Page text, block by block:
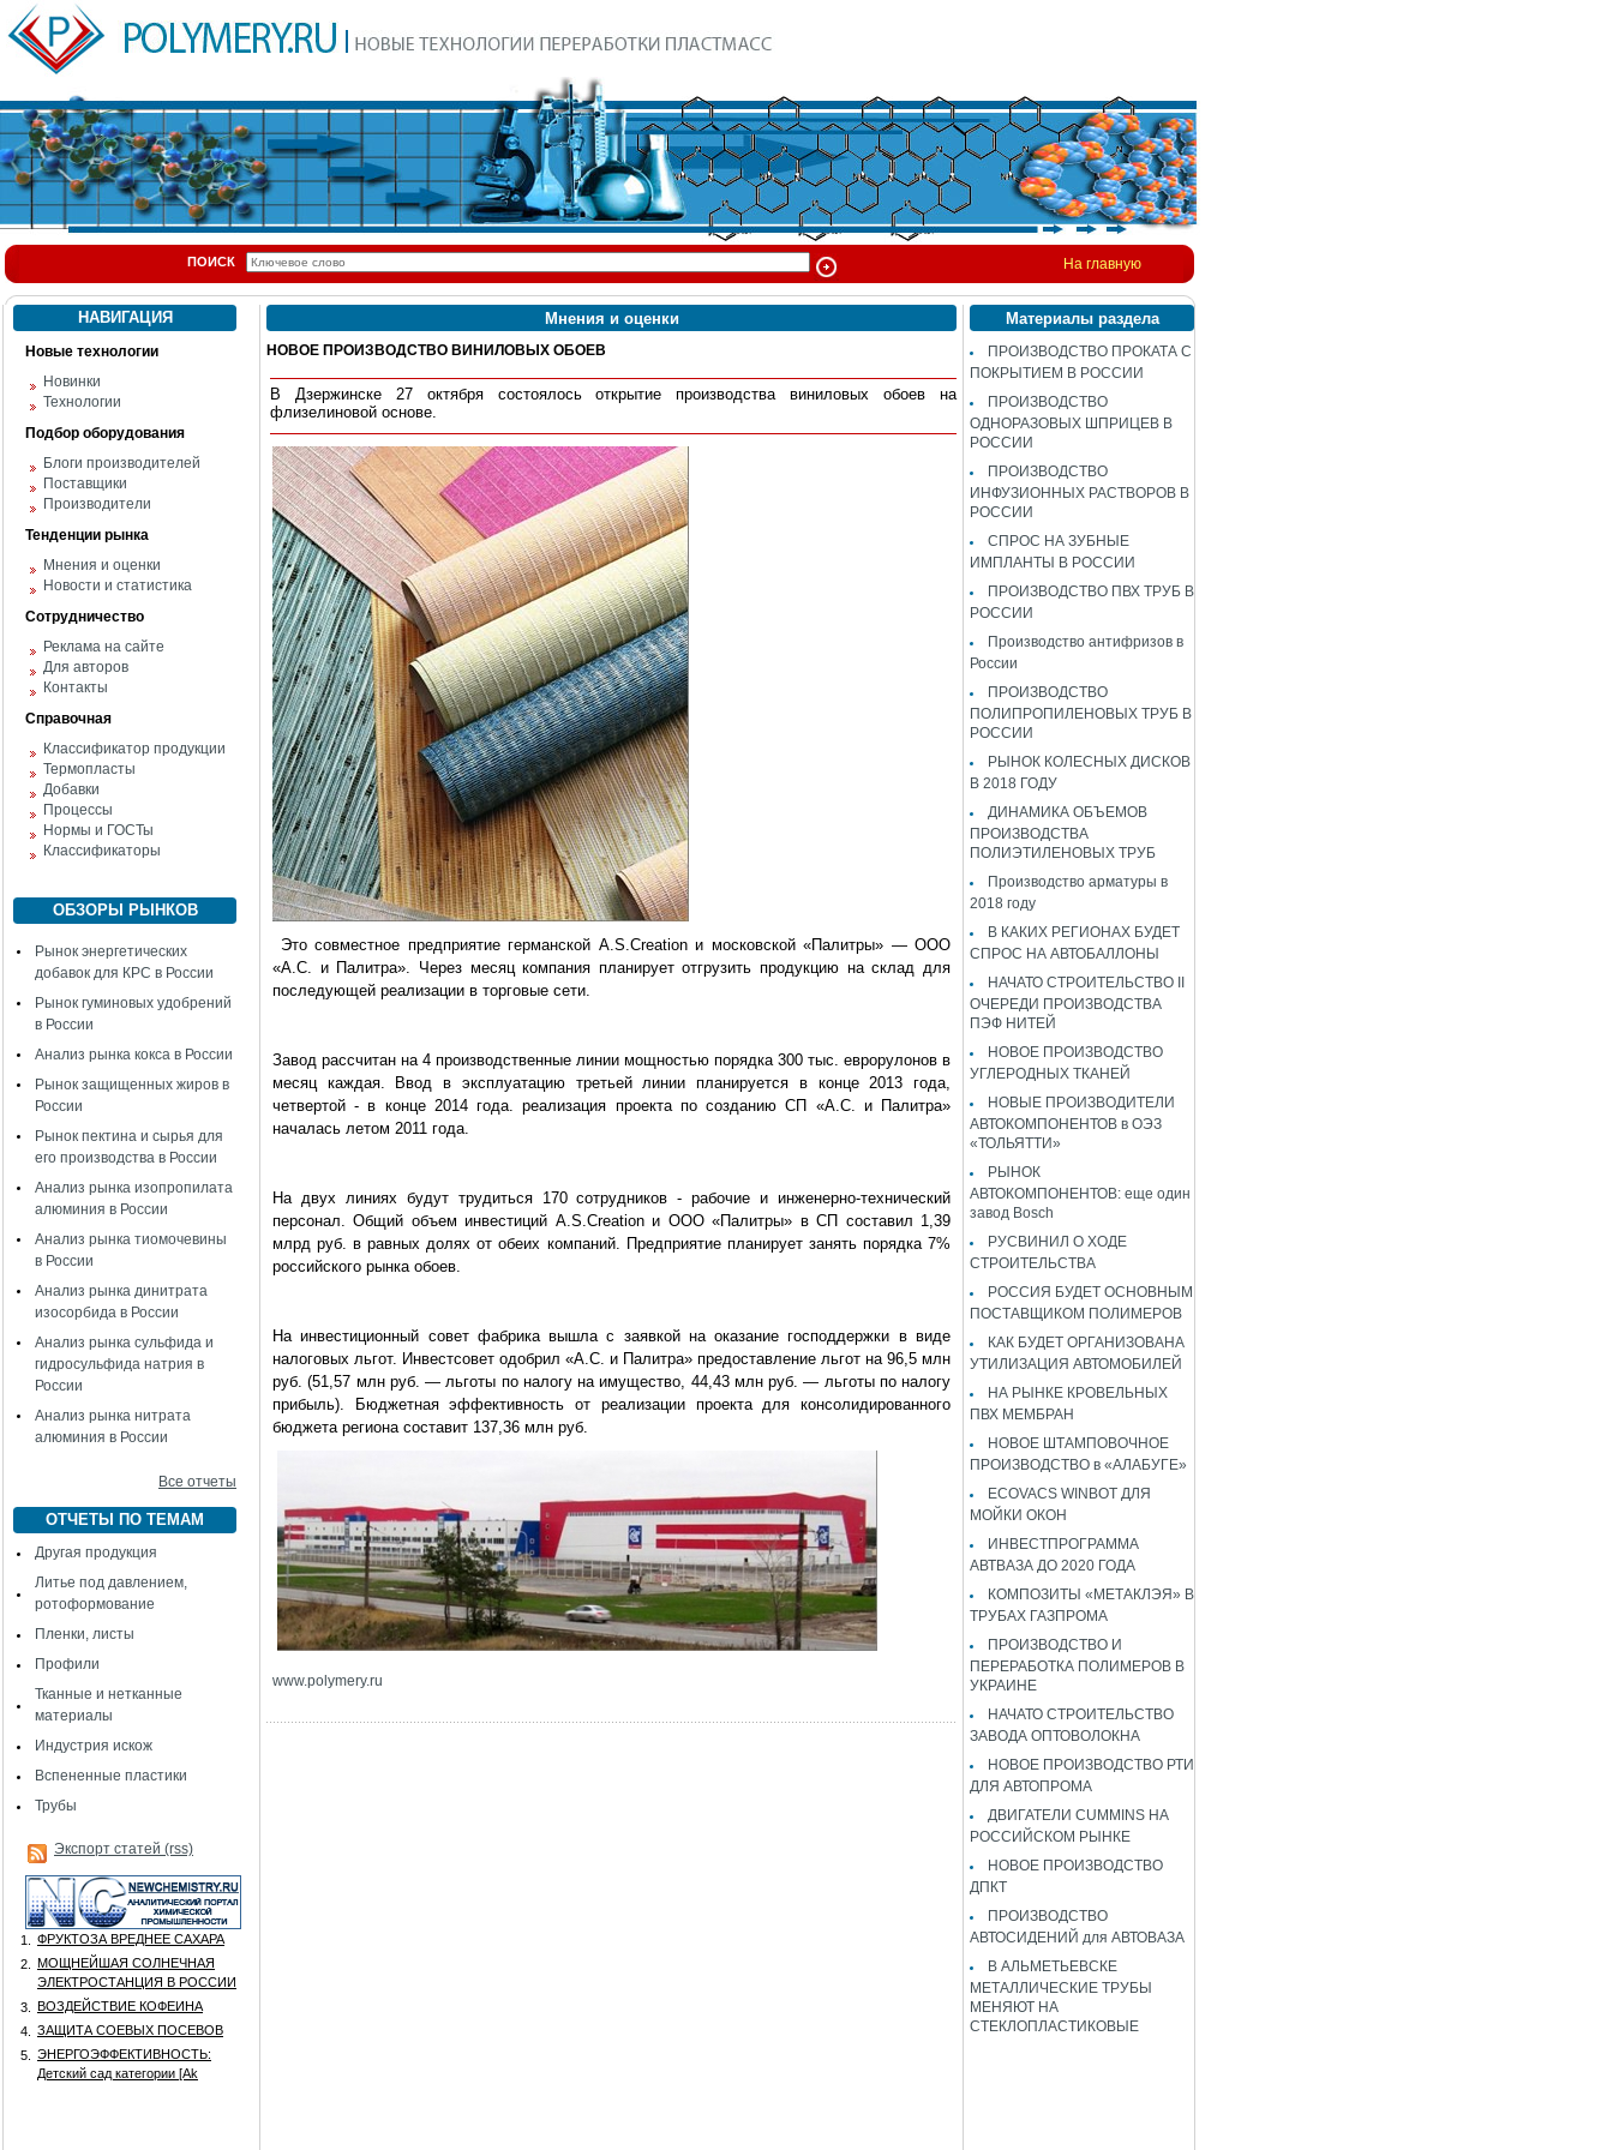
ПОИСК На главную
НАВИГАЦИЯ
Новые технологии
Новинки
Технологии
Подбор оборудования
Блоги производителей
Поставщики
Производители
Тенденции рынка
Мнения и оценки
Новости и статистика
Сотрудничество
Реклама на сайте
Для авторов
Контакты
Справочная
Классификатор продукции
Термопласты
Добавки
Процессы
Нормы и ГОСТы
Классификаторы
ОБЗОРЫ РЫНКОВ
Рынок энергетических
добавок для КРС в России
Рынок гуминовых удобрений
в России
Анализ рынка кокса в России
Рынок защищенных жиров в
России
Рынок пектина и сырья для
его производства в России
Анализ рынка изопропилата
алюминия в России
Анализ рынка тиомочевины
в России
Анализ рынка динитрата
изосорбида в России
Анализ рынка сульфида и
гидросульфида натрия в
России
Анализ рынка нитрата
алюминия в России
Все отчеты
ОТЧЕТЫ ПО ТЕМАМ
Другая продукция
Литье под давлением,
ротоформование
Пленки, листы
Профили
Тканные и нетканные
материалы
Индустрия искож
Вспененные пластики
Трубы
Экспорт статей (rss)
1.
ФРУКТОЗА ВРЕДНЕЕ САХАРА
2.
МОЩНЕЙШАЯ СОЛНЕЧНАЯ
ЭЛЕКТРОСТАНЦИЯ В РОССИИ
3.
ВОЗДЕЙСТВИЕ КОФЕИНА
4.
ЗАЩИТА СОЕВЫХ ПОСЕВОВ
5.
ЭНЕРГОЭФФЕКТИВНОСТЬ:
Детский сад категории [Аk
Мнения и оценки
НОВОЕ ПРОИЗВОДСТВО ВИНИЛОВЫХ ОБОЕВ
В Дзержинске 27 октября состоялось открытие производства виниловых обоев на
флизелиновой основе.
Это совместное предприятие германской А.S.Creation и московской «Палитры» — ООО
«А.С. и Палитра». Через месяц компания планирует отгрузить продукцию на склад для
последующей реализации в торговые сети.
Завод рассчитан на 4 производственные линии мощностью порядка 300 тыс. еврорулонов в
месяц каждая. Ввод в эксплуатацию третьей линии планируется в конце 2013 года,
четвертой - в конце 2014 года. реализация проекта по созданию СП «А.С. и Палитра»
началась летом 2011 года.
На двух линиях будут трудиться 170 сотрудников - рабочие и инженерно-технический
персонал. Общий объем инвестиций А.S.Creation и ООО «Палитры» в СП составил 1,39
млрд руб. в равных долях от обеих компаний. Предприятие планирует занять порядка 7%
российского рынка обоев.
На инвестиционный совет фабрика вышла с заявкой на оказание господдержки в виде
налоговых льгот. Инвестсовет одобрил «А.С. и Палитра» предоставление льгот на 96,5 млн
руб. (51,57 млн руб. — льготы по налогу на имущество, 44,43 млн руб. — льготы по налогу
прибыль). Бюджетная эффективность от реализации проекта для консолидированного
бюджета региона составит 137,36 млн руб.
www.polymery.ru
Материалы раздела
ПРОИЗВОДСТВО ПРОКАТА С
ПОКРЫТИЕМ В РОССИИ
ПРОИЗВОДСТВО
ОДНОРАЗОВЫХ ШПРИЦЕВ В
РОССИИ
ПРОИЗВОДСТВО
ИНФУЗИОННЫХ РАСТВОРОВ В
РОССИИ
СПРОС НА ЗУБНЫЕ
ИМПЛАНТЫ В РОССИИ
ПРОИЗВОДСТВО ПВХ ТРУБ В
РОССИИ
Производство антифризов в
России
ПРОИЗВОДСТВО
ПОЛИПРОПИЛЕНОВЫХ ТРУБ В
РОССИИ
РЫНОК КОЛЕСНЫХ ДИСКОВ
В 2018 ГОДУ
ДИНАМИКА ОБЪЕМОВ
ПРОИЗВОДСТВА
ПОЛИЭТИЛЕНОВЫХ ТРУБ
Производство арматуры в
2018 году
В КАКИХ РЕГИОНАХ БУДЕТ
СПРОС НА АВТОБАЛЛОНЫ
НАЧАТО СТРОИТЕЛЬСТВО II
ОЧЕРЕДИ ПРОИЗВОДСТВА
ПЭФ НИТЕЙ
НОВОЕ ПРОИЗВОДСТВО
УГЛЕРОДНЫХ ТКАНЕЙ
НОВЫЕ ПРОИЗВОДИТЕЛИ
АВТОКОМПОНЕНТОВ в ОЭЗ
«ТОЛЬЯТТИ»
РЫНОК
АВТОКОМПОНЕНТОВ: еще один
завод Bosch
РУСВИНИЛ О ХОДЕ
СТРОИТЕЛЬСТВА
РОССИЯ БУДЕТ ОСНОВНЫМ
ПОСТАВЩИКОМ ПОЛИМЕРОВ
КАК БУДЕТ ОРГАНИЗОВАНА
УТИЛИЗАЦИЯ АВТОМОБИЛЕЙ
НА РЫНКЕ КРОВЕЛЬНЫХ
ПВХ МЕМБРАН
НОВОЕ ШТАМПОВОЧНОЕ
ПРОИЗВОДСТВО в «АЛАБУГЕ»
ECOVACS WINBOT ДЛЯ
МОЙКИ ОКОН
ИНВЕСТПРОГРАММА
АВТВАЗА ДО 2020 ГОДА
КОМПОЗИТЫ «МЕТАКЛЭЯ» В
ТРУБАХ ГАЗПРОМА
ПРОИЗВОДСТВО И
ПЕРЕРАБОТКА ПОЛИМЕРОВ В
УКРАИНЕ
НАЧАТО СТРОИТЕЛЬСТВО
ЗАВОДА ОПТОВОЛОКНА
НОВОЕ ПРОИЗВОДСТВО РТИ
ДЛЯ АВТОПРОМА
ДВИГАТЕЛИ CUMMINS НА
РОССИЙСКОМ РЫНКЕ
НОВОЕ ПРОИЗВОДСТВО
ДПКТ
ПРОИЗВОДСТВО
АВТОСИДЕНИЙ для АВТОВАЗА
В АЛЬМЕТЬЕВСКЕ
МЕТАЛЛИЧЕСКИЕ ТРУБЫ
МЕНЯЮТ НА
СТЕКЛОПЛАСТИКОВЫЕ